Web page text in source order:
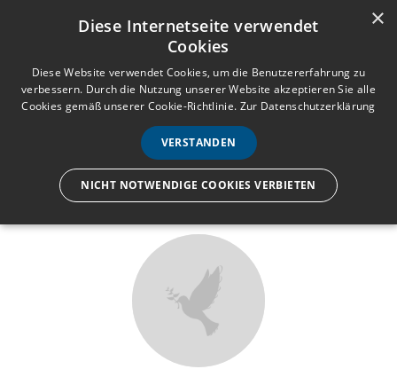
Anmelden Registrieren
e
n
ü
Wir lassen nur die Hand los,
×
Diese Internetseite verwendet
Cookies
Diese Website verwendet Cookies, um die Benutzererfahrung zu
verbessern. Durch die Nutzung unserer Website akzeptieren Sie alle
Cookies gemäß unserer Cookie-Richtlinie. Zur Datenschutzerklärung
VERSTANDEN
NICHT NOTWENDIGE COOKIES VERBIETEN